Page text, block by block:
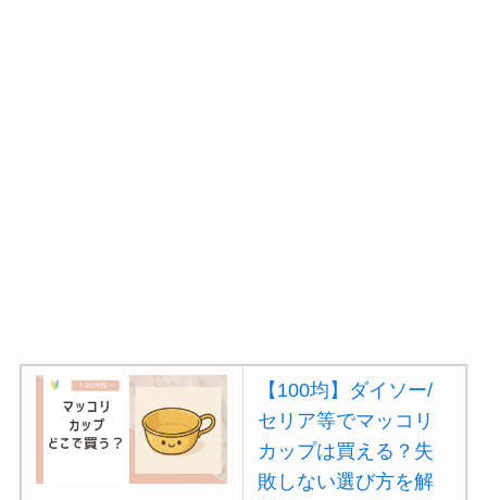
【100均】ダイソー/
セリア等でマッコリ
カップは買える？失
敗しない選び方を解